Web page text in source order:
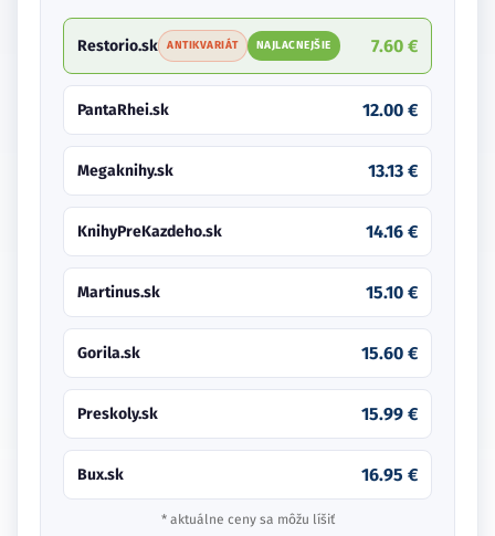
Restorio.sk ANTIKVARIÁT NAJLACNEJŠIE 7.60 €
PantaRhei.sk 12.00 €
Megaknihy.sk 13.13 €
KnihyPreKazdeho.sk 14.16 €
Martinus.sk 15.10 €
Gorila.sk 15.60 €
Preskoly.sk 15.99 €
Bux.sk 16.95 €
* aktuálne ceny sa môžu líšiť